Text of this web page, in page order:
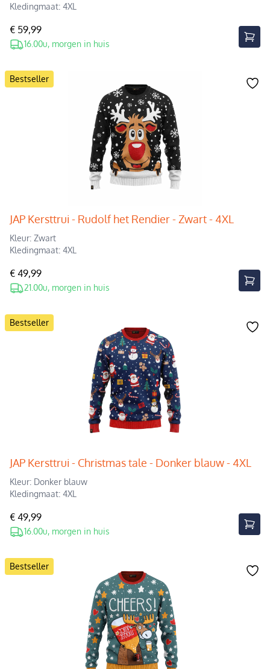
Kledingmaat: 4XL
€ 59,99
16.00u, morgen in huis
Bestseller
JAP Kersttrui - Rudolf het Rendier - Zwart - 4XL
Kleur: Zwart
Kledingmaat: 4XL
€ 49,99
21.00u, morgen in huis
Bestseller
JAP Kersttrui - Christmas tale - Donker blauw - 4XL
Kleur: Donker blauw
Kledingmaat: 4XL
€ 49,99
16.00u, morgen in huis
Bestseller